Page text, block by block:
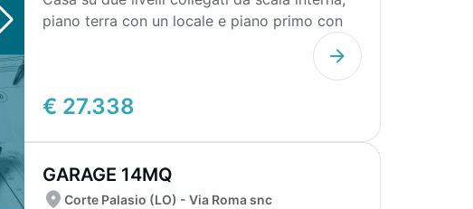
€ 27.338
piano terra con un locale e piano primo con
GARAGE 14MQ
Corte Palasio (LO) - Via Roma snc